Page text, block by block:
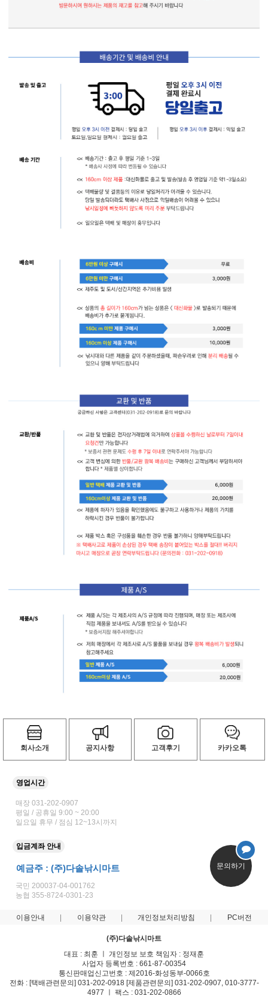
회사소개 공지사항 고객후기 카카오톡
영업시간
매장 031-202-0907
평일 / 공휴일 9:00 ~ 20:00
일요일 휴무 / 점심 12~13시까지
입금계좌 안내
예금주 : (주)다솔낚시마트
국민 200037-04-001762
농협 355-8724-0301-23
문의하기
이용안내 이용약관 개인정보처리방침 PC버전
(주)다솔낚시마트
대표 : 최훈 ㅣ 개인정보 보호 책임자 : 정재훈
사업자 등록번호 : 661-87-00354
통신판매업신고번호 : 제2016-화성동부-0066호
전화 : [택배관련문의] 031-202-0918 [제품관련문의] 031-202-0907, 010-3777-
4977 ㅣ 팩스 : 031-202-0866